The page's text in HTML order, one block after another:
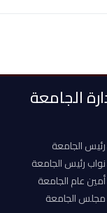
الجامعة
رئيس الجامعة
نواب رئيس الجامعة
أمين عام الجامعة
مجلس الجامعة